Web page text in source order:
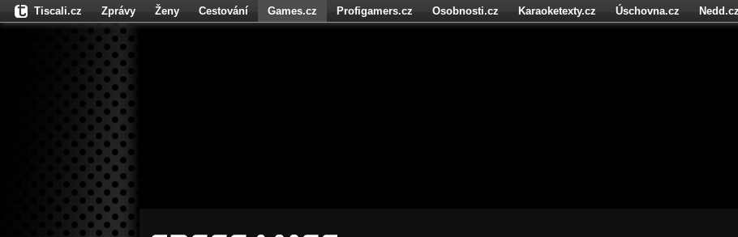
Tiscali.cz Zprávy Ženy Cestování Games.cz Profigamers.cz Osobnosti.cz Karaoketexty.cz Úschovna.cz
Nedd.cz
Fights.cz